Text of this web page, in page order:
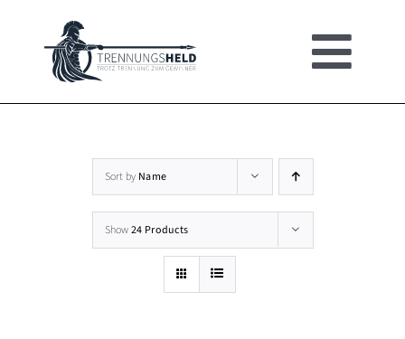
content
HOME
UMFRAGE
ERSTE HILFE
Sort by Name
Show24 Products